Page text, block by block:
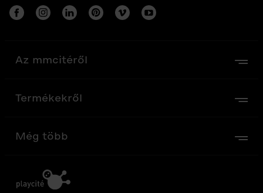
Az mmcitéről
Termékekről
Még több